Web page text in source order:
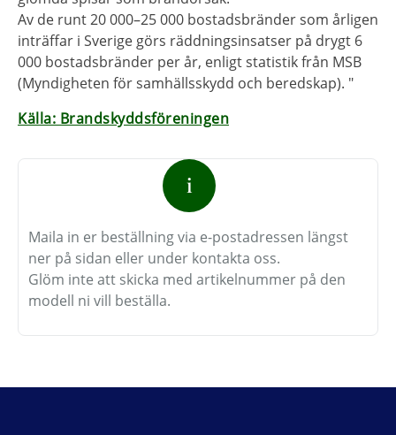
Av de runt 20 000–25 000 bostadsbränder som årligen
inträffar i Sverige görs räddningsinsatser på drygt 6
000 bostadsbränder per år, enligt statistik från MSB
(Myndigheten för samhällsskydd och beredskap). "
Källa: Brandskyddsföreningen
i
Maila in er beställning via e-postadressen längst
ner på sidan eller under kontakta oss.
Glöm inte att skicka med artikelnummer på den
modell ni vill beställa.